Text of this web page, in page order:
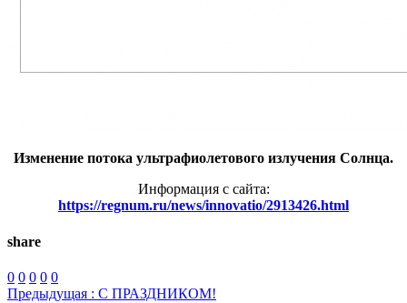
Изменение потока ультрафиолетового излучения Солнца.
Информация с сайта:
https://regnum.ru/news/innovatio/2913426.html
share
0 0 0 0 0
Предыдущая : С ПРАЗДНИКОМ!